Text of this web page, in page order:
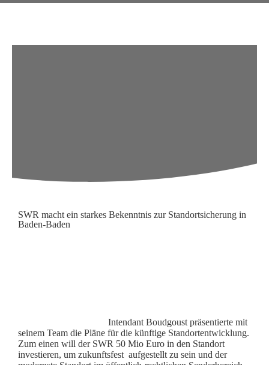
SWR macht ein starkes Bekenntnis zur Standortsicherung in
Baden-Baden
Intendant Boudgoust präsentierte mit
seinem Team die Pläne für die künftige Standortentwicklung.
Zum einen will der SWR 50 Mio Euro in den Standort
investieren, um zukunftsfest aufgestellt zu sein und der